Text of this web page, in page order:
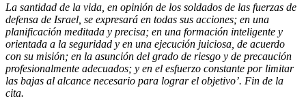
La santidad de la vida, en opinión de los soldados de las fuerzas de
defensa de Israel, se expresará en todas sus acciones; en una
planificación meditada y precisa; en una formación inteligente y
orientada a la seguridad y en una ejecución juiciosa, de acuerdo
con su misión; en la asunción del grado de riesgo y de precaución
profesionalmente adecuados; y en el esfuerzo constante por limitar
las bajas al alcance necesario para lograr el objetivo’. Fin de la
cita.